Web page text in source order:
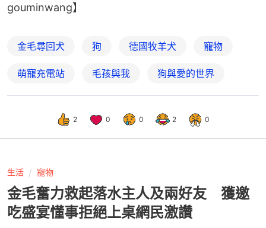
gouminwang】
金毛尋回犬 狗 德國牧羊犬 寵物
萌寵充電站 毛孩與我 狗與愛的世界
2 0 0 2 0
生活 寵物
金毛奮力救起落水主人及兩好友 獲邀
吃盛宴懂事拒絕上桌網民激讚